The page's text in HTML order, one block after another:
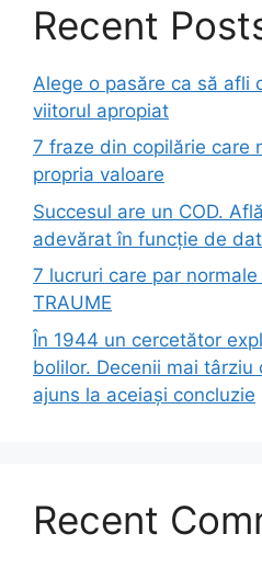
Recent
Alege o pasăre ca să afli
viitorul apropiat
7 fraze din copilărie care
propria valoare
Succesul are un COD.
adevărat în funcție de
7 lucruri care par
TRAUME
În 1944 un cercetător
bolilor. Decenii mai
ajuns la aceiași concluzie
Recent